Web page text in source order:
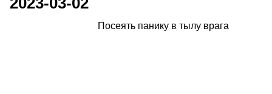
Посеять панику в тылу врага